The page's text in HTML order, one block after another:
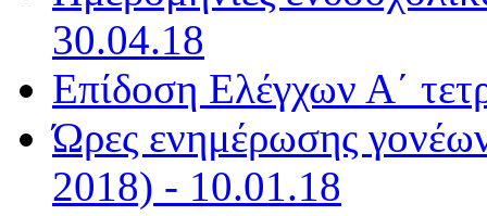
30.04.18
Επίδοση Ελέγχων Α΄
Ώρες ενημέρωσης
2018) - 10.01.18